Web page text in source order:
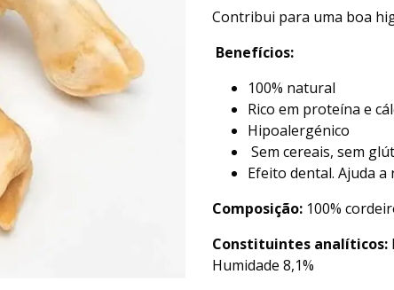
Contribui para uma boa
Benefícios:
100% natural
Rico em proteína e
Hipoalergénico
Sem cereais, sem
Efeito dental. Ajuda
Composição: 100%
Constituintes analíticos:
Humidade 8,1%